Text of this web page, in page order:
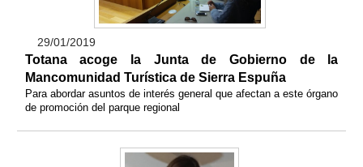
29/01/2019
Totana acoge la Junta de Gobierno de la
Mancomunidad Turística de Sierra Espuña
Para abordar asuntos de interés general que afectan a este órgano
de promoción del parque regional